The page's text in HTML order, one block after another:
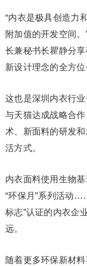
“内衣是极具创造力
附加值的开发空间
长兼秘书长瞿静分
新设计理念的全方位
这也是深圳内衣行
与天猫达成战略合
术、新面料的研发
活方式。
内衣面料使用生物
“环保月”系列活动
标志”认证的内衣企
远。
随着更多环保新材